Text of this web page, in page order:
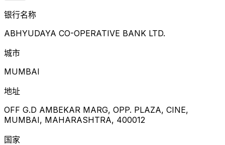
银行名称
ABHYUDAYA CO-OPERATIVE BANK LTD.
城市
MUMBAI
地址
OFF G.D AMBEKAR MARG, OPP. PLAZA, CINE,
MUMBAI, MAHARASHTRA, 400012
国家